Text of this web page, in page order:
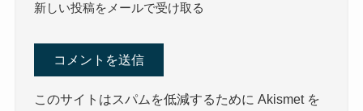
新しい投稿をメールで受け取る
このサイトはスパムを低減するために Akismet を